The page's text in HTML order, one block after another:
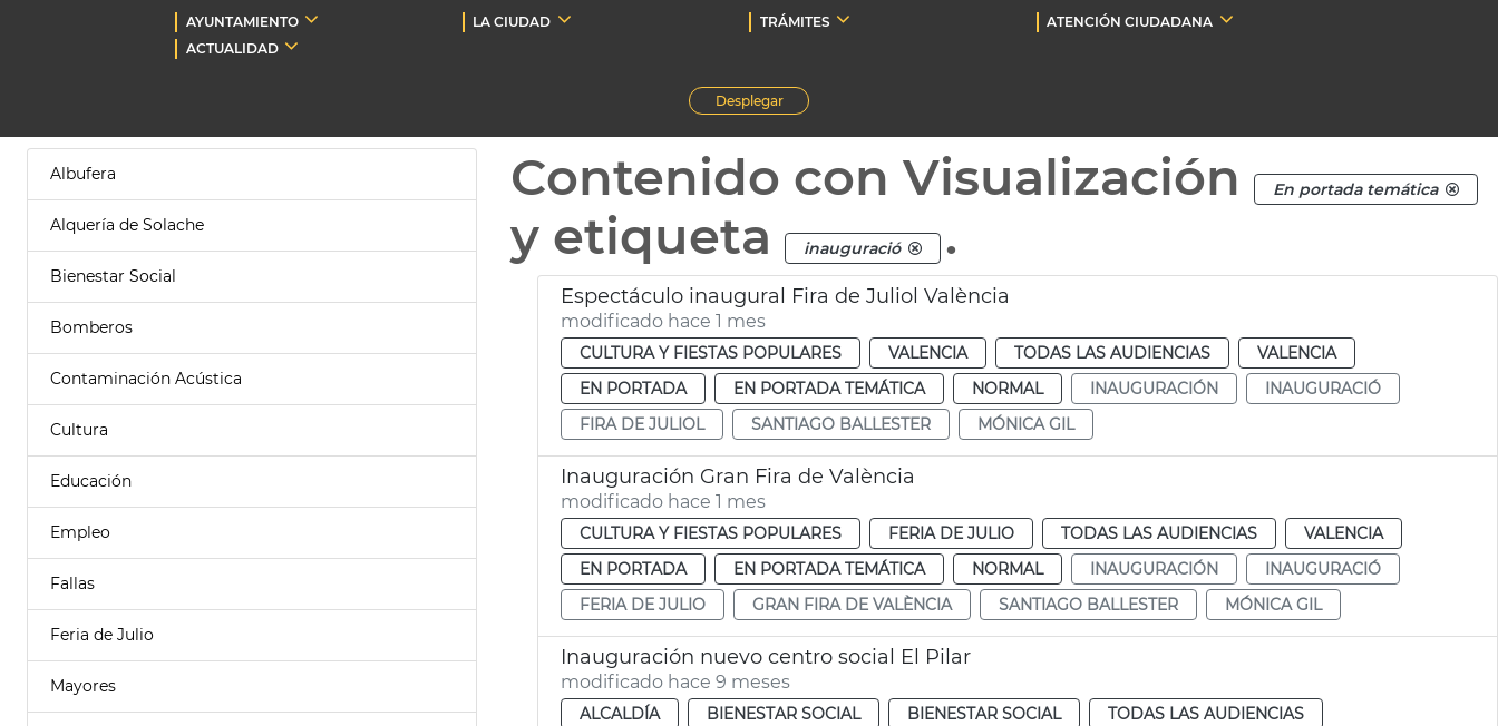
AYUNTAMIENTO LA CIUDAD TRÁMITES
ATENCIÓN CIUDADANA
ACTUALIDAD
Desplegar
Albufera
Alquería de Solache
Bienestar Social
Bomberos
Contaminación Acústica
Cultura
Educación
Empleo
Fallas
Feria de Julio
Mayores
Contenido con Visualización En portada temática
y etiqueta inauguració .
Espectáculo inaugural Fira de Juliol València
modificado hace 1 mes
CULTURA Y FIESTAS POPULARES VALENCIA TODAS LAS AUDIENCIAS
VALENCIA
EN PORTADA
EN PORTADA TEMÁTICA NORMAL INAUGURACIÓN
INAUGURACIÓ
FIRA DE JULIOL
SANTIAGO BALLESTER MÓNICA GIL
Inauguración Gran Fira de València
modificado hace 1 mes
CULTURA Y FIESTAS POPULARES FERIA DE JULIO TODAS LAS AUDIENCIAS
VALENCIA
EN PORTADA
EN PORTADA TEMÁTICA NORMAL INAUGURACIÓN
INAUGURACIÓ
FERIA DE JULIO
GRAN FIRA DE VALÈNCIA SANTIAGO BALLESTER MÓNICA GIL
Inauguración nuevo centro social El Pilar
modificado hace 9 meses
ALCALDÍA BIENESTAR SOCIAL BIENESTAR SOCIAL
TODAS LAS AUDIENCIAS